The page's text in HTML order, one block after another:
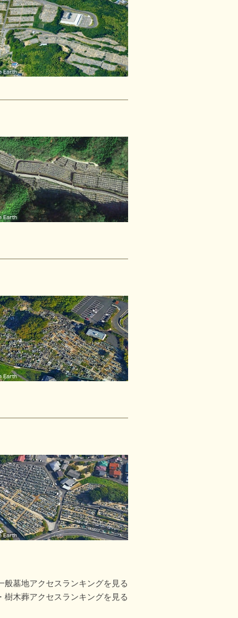
般墓地アクセスランキングを見る
木葬アクセスランキングを見る